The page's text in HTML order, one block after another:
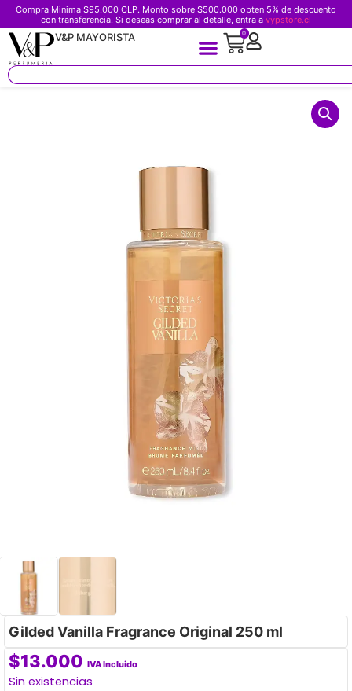
Compra Minima $95.000 CLP. Monto sobre $500.000 obten 5% de descuento
con transferencia. Si deseas comprar al detalle, entra a vypstore.cl
V&P MAYORISTA 0
Gilded Vanilla Fragrance Original 250 ml
$13.000 IVA Incluido
Sin existencias